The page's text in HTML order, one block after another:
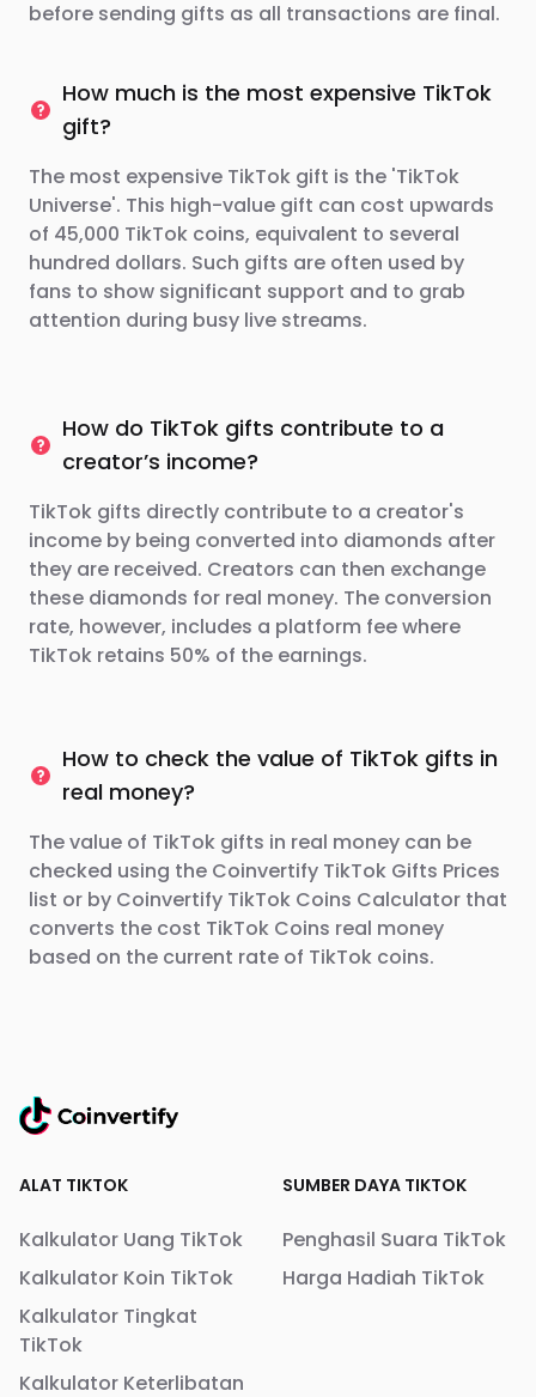
before sending gifts as all transactions are final.
How much is the most expensive TikTok
gift?
The most expensive TikTok gift is the 'TikTok
Universe'. This high-value gift can cost upwards
of 45,000 TikTok coins, equivalent to several
hundred dollars. Such gifts are often used by
fans to show significant support and to grab
attention during busy live streams.
How do TikTok gifts contribute to a
creator’s income?
TikTok gifts directly contribute to a creator's
income by being converted into diamonds after
they are received. Creators can then exchange
these diamonds for real money. The conversion
rate, however, includes a platform fee where
TikTok retains 50% of the earnings.
How to check the value of TikTok gifts in
real money?
The value of TikTok gifts in real money can be
checked using the Coinvertify TikTok Gifts Prices
list or by Coinvertify TikTok Coins Calculator that
converts the cost TikTok Coins real money
based on the current rate of TikTok coins.
ALAT TIKTOK
Kalkulator Uang TikTok
Kalkulator Koin TikTok
Kalkulator Tingkat
TikTok
Kalkulator Keterlibatan
SUMBER DAYA TIKTOK
Penghasil Suara TikTok
Harga Hadiah TikTok